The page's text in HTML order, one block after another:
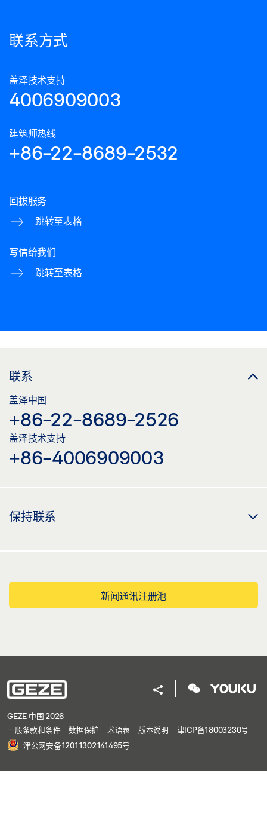
联系方式
盖泽技术支持
4006909003
建筑师热线
+86-22-8689-2532
回拔服务
跳转至表格
写信给我们
跳转至表格
联系
盖泽中国
+86-22-8689-2526
盖泽技术支持
+86-4006909003
保持联系
新闻通讯注册池
GEZE 中国 2026
一般条款和条件
数据保护 术语表 版本说明
津ICP备18003230号
津公网安备12011302141495号